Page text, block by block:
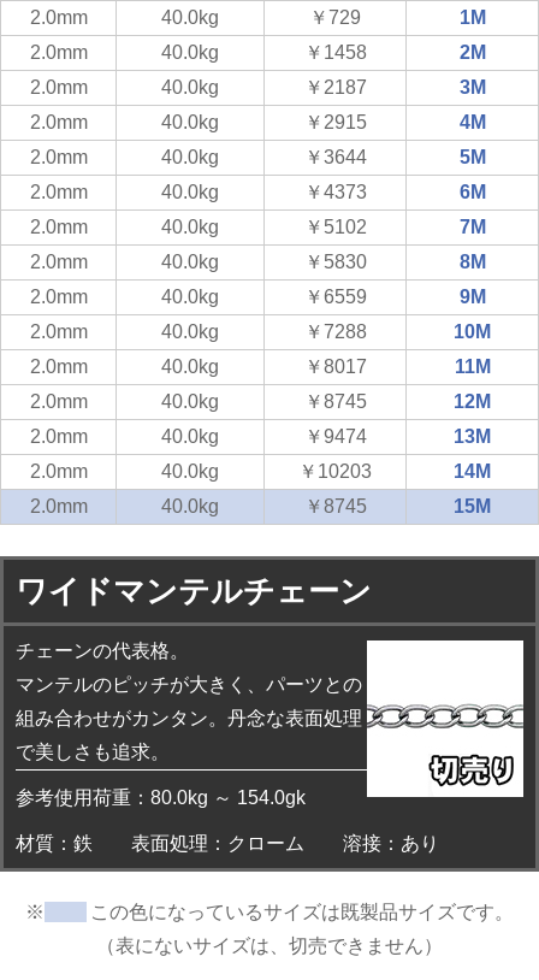
2.0mm 40.0kg ￥729
1M
2.0mm
40.0kg ￥1458
2M
2.0mm
40.0kg ￥2187
3M
2.0mm
40.0kg ￥2915
4M
2.0mm
40.0kg ￥3644
5M
2.0mm
40.0kg ￥4373
6M
2.0mm
40.0kg ￥5102
7M
2.0mm
40.0kg ￥5830
8M
2.0mm
40.0kg ￥6559
9M
2.0mm
40.0kg ￥7288
10M
2.0mm
40.0kg ￥8017
11M
2.0mm
40.0kg ￥8745
12M
2.0mm
40.0kg ￥9474
13M
2.0mm
40.0kg ￥10203
14M
2.0mm
40.0kg ￥8745 15M
ワイドマンテルチェーン
チェーンの代表格。
マンテルのピッチが大きく、パーツとの
組み合わせがカンタン。丹念な表面処理
で美しさも追求。
参考使用荷重：80.0kg ～ 154.0gk
材質：鉄 表面処理：クローム 溶接：あり
※
この色になっているサイズは既製品サイズです。
（表にないサイズは、切売できません）